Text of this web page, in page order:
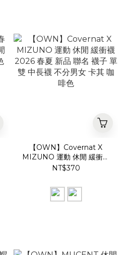
【OWN】Covernat X
MIZUNO 運動 休閒 緩衝襪
2026 春夏 新品 聯名 襪子
咖啡色
NT$370